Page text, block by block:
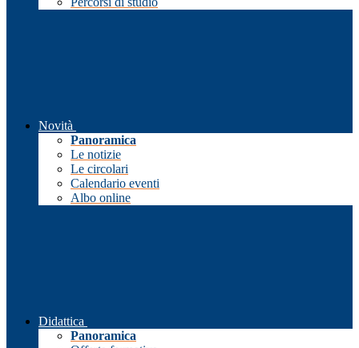
Novità
Panoramica
Le notizie
Le circolari
Calendario eventi
Albo online
Didattica
Panoramica